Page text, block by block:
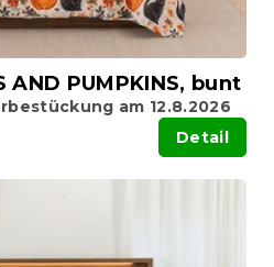
AND PUMPKINS, bunt
am 12.8.2026
Detail